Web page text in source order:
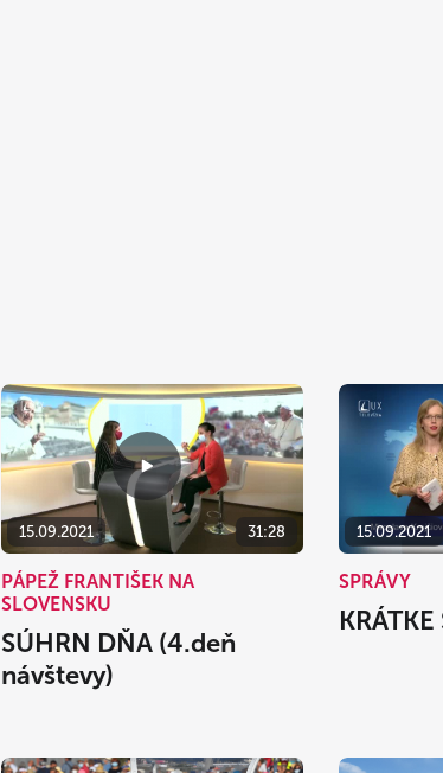
15.09.2021 31:28
PÁPEŽ FRANTIŠEK NA
SLOVENSKU
SÚHRN DŇA (4.deň
návštevy)
15.09.2021
SPRÁVY
KRÁTKE